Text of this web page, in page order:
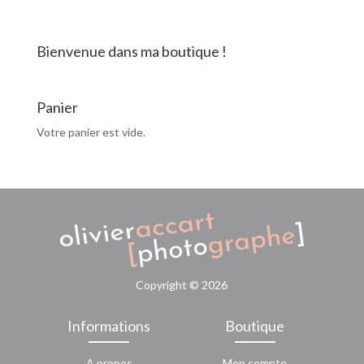
Bienvenue dans ma boutique !
Panier
Votre panier est vide.
Copyright © 2026
Informations Boutique